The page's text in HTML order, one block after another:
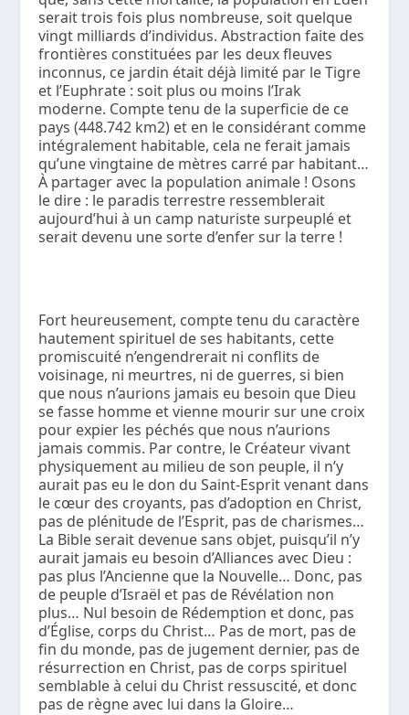
serait trois fois plus nombreuse, soit quelque
vingt milliards d’individus. Abstraction faite des
frontières constituées par les deux fleuves
inconnus, ce jardin était déjà limité par le Tigre
et l’Euphrate : soit plus ou moins l’Irak
moderne. Compte tenu de la superficie de ce
pays (448.742 km2) et en le considérant comme
intégralement habitable, cela ne ferait jamais
qu’une vingtaine de mètres carré par habitant…
À partager avec la population animale ! Osons
le dire : le paradis terrestre ressemblerait
aujourd’hui à un camp naturiste surpeuplé et
serait devenu une sorte d’enfer sur la terre !
Fort heureusement, compte tenu du caractère
hautement spirituel de ses habitants, cette
promiscuité n’engendrerait ni conflits de
voisinage, ni meurtres, ni de guerres, si bien
que nous n’aurions jamais eu besoin que Dieu
se fasse homme et vienne mourir sur une croix
pour expier les péchés que nous n’aurions
jamais commis. Par contre, le Créateur vivant
physiquement au milieu de son peuple, il n’y
aurait pas eu le don du Saint-Esprit venant dans
le cœur des croyants, pas d’adoption en Christ,
pas de plénitude de l’Esprit, pas de charismes…
La Bible serait devenue sans objet, puisqu’il n’y
aurait jamais eu besoin d’Alliances avec Dieu :
pas plus l’Ancienne que la Nouvelle… Donc, pas
de peuple d’Israël et pas de Révélation non
plus… Nul besoin de Rédemption et donc, pas
d’Église, corps du Christ… Pas de mort, pas de
fin du monde, pas de jugement dernier, pas de
résurrection en Christ, pas de corps spirituel
semblable à celui du Christ ressuscité, et donc
pas de règne avec lui dans la Gloire…